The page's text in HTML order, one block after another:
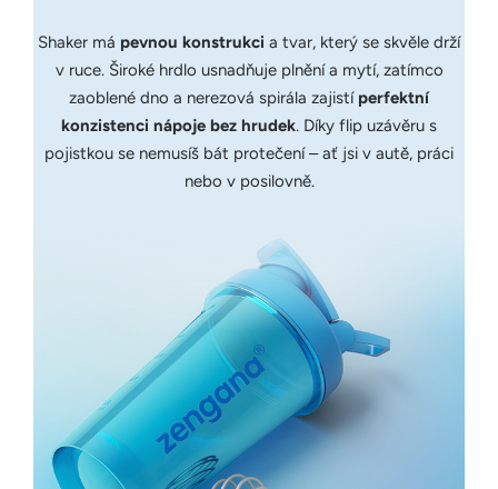
Shaker má pevnou konstrukci a tvar, který se skvěle drží
v ruce. Široké hrdlo usnadňuje plnění a mytí, zatímco
zaoblené dno a nerezová spirála zajistí perfektní
konzistenci nápoje bez hrudek. Díky flip uzávěru s
pojistkou se nemusíš bát protečení – ať jsi v autě, práci
nebo v posilovně.